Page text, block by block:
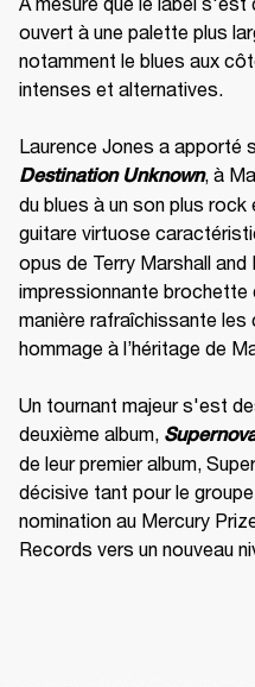
ouvert à une palette plus
notamment le blues aux
intenses et alternatives.
Destination Unknown, à
du blues à un son plus
guitare virtuose
opus de Terry Marshall and
impressionnante brochette
manière rafraîchissante les
hommage à l’héritage de
Un tournant majeur s'est
deuxième album,
de leur premier album,
décisive tant pour le
nomination au Mercury
Records vers un nouveau